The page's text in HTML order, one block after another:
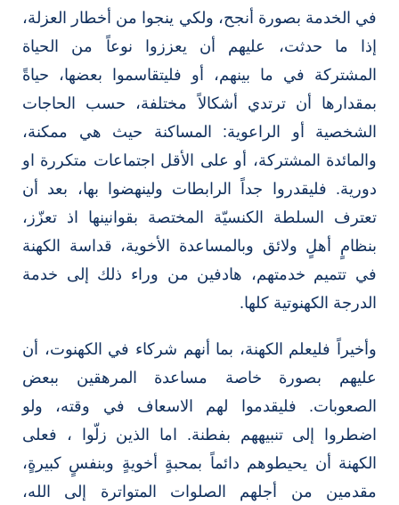
في الخدمة بصورة أنجح، ولكي ينجوا من أخطار العزلة،
إذا ما حدثت، عليهم أن يعززوا نوعاً من الحياة
المشتركة في ما بينهم، أو فليتقاسموا بعضها، حياةً
بمقدارها أن ترتدي أشكالاً مختلفة، حسب الحاجات
الشخصية أو الراعوية: المساكنة حيث هي ممكنة،
والمائدة المشتركة، أو على الأقل اجتماعات متكررة او
دورية. فليقدروا جداً الرابطات ولينهضوا بها، بعد أن
تعترف السلطة الكنسيّة المختصة بقوانينها اذ تعزّز،
بنظامٍ أهلٍ ولائق وبالمساعدة الأخوية، قداسة الكهنة
في تتميم خدمتهم، هادفين من وراء ذلك إلى خدمة
الدرجة الكهنوتية كلها.
وأخيراً فليعلم الكهنة، بما أنهم شركاء في الكهنوت، أن
عليهم بصورة خاصة مساعدة المرهقين ببعض
الصعوبات. فليقدموا لهم الاسعاف في وقته، ولو
اضطروا إلى تنبيههم بفطنة. اما الذين زلّوا ، فعلى
الكهنة أن يحيطوهم دائماً بمحبةٍ أخويةٍ وبنفسٍ كبيرةٍ،
مقدمين من أجلهم الصلوات المتواترة إلى الله،